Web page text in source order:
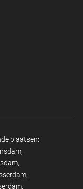
plaatsen: